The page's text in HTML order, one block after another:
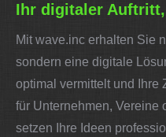
Ihr digitaler
Mit wave.inc erhalten Sie
sondern eine digitale
optimal vermittelt und Ihre
für Unternehmen, Vereine
setzen Ihre Ideen